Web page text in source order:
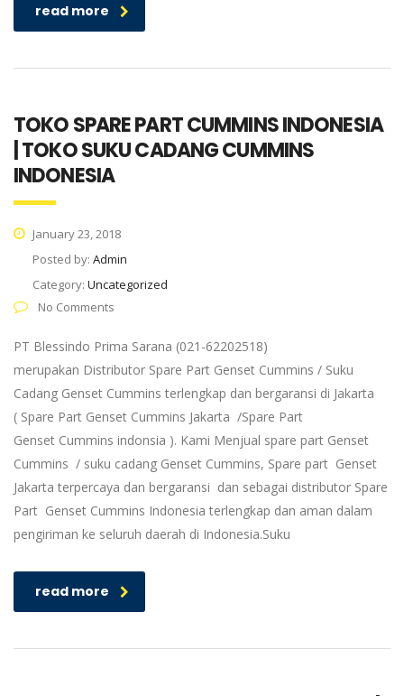
read more
TOKO SPARE PART CUMMINS INDONESIA
| TOKO SUKU CADANG CUMMINS
INDONESIA
January 23, 2018
Posted by: Admin
Category: Uncategorized
No Comments
PT Blessindo Prima Sarana (021-62202518)
merupakan Distributor Spare Part Genset Cummins / Suku
Cadang Genset Cummins terlengkap dan bergaransi di Jakarta
( Spare Part Genset Cummins Jakarta /Spare Part
Genset Cummins indonsia ). Kami Menjual spare part Genset
Cummins / suku cadang Genset Cummins, Spare part Genset
Jakarta terpercaya dan bergaransi dan sebagai distributor Spare
Part Genset Cummins Indonesia terlengkap dan aman dalam
pengiriman ke seluruh daerah di Indonesia.Suku
read more